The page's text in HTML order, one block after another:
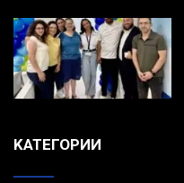
KАТЕГОРИИ